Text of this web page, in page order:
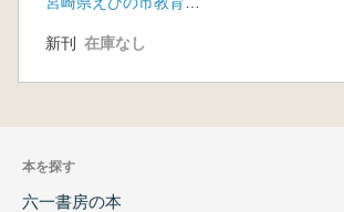
新刊 在庫なし
本を探す
六一書房の本